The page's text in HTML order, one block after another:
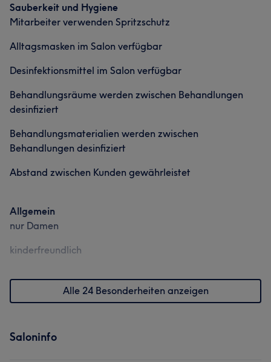
Was unsere Kunden über Maria sagen
Sympathisch
Sauberkeit und Hygiene
Mitarbeiter verwenden Spritzschutz
Alltagsmasken im Salon verfügbar
Desinfektionsmittel im Salon verfügbar
Behandlungsräume werden zwischen Behandlungen
desinfiziert
Behandlungsmaterialien werden zwischen
Behandlungen desinfiziert
Abstand zwischen Kunden gewährleistet
Allgemein
nur Damen
kinderfreundlich
Alle 24 Besonderheiten anzeigen
Saloninfo